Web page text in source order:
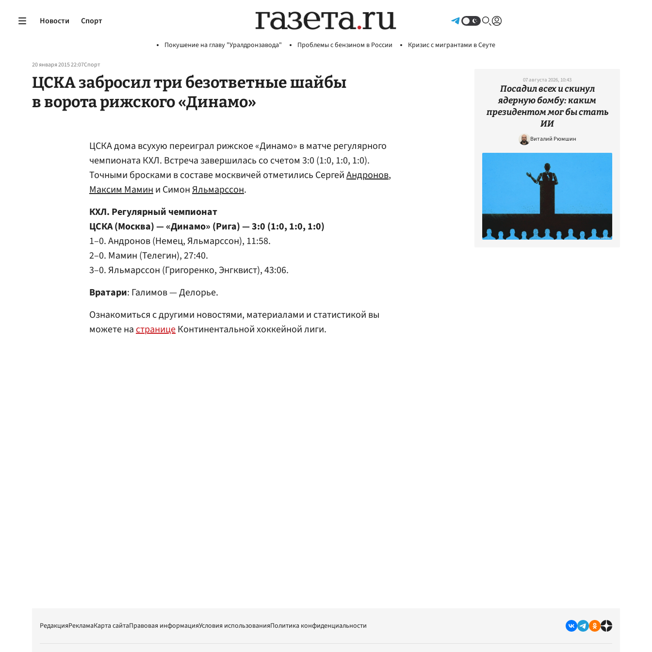
Новости Спорт
Покушение на главу "Уралдронзавода" Проблемы с бензином в России Кризис с мигрантами в Сеуте
20 января 2015 22:07Спорт
ЦСКА забросил три безответные шайбы
в ворота рижского «Динамо»
ЦСКА дома всухую переиграл рижское «Динамо» в матче регулярного
чемпионата КХЛ. Встреча завершилась со счетом 3:0 (1:0, 1:0, 1:0).
Точными бросками в составе москвичей отметились СергейАндронов,
Максим Мамини СимонЯльмарссон.
КХЛ. Регулярный чемпионат
ЦСКА (Москва) — «Динамо» (Рига) — 3:0 (1:0, 1:0, 1:0)
1–0. Андронов (Немец, Яльмарссон), 11:58.
2–0. Мамин (Телегин), 27:40.
3–0. Яльмарссон (Григоренко, Энгквист), 43:06.
Вратари: Галимов — Делорье.
Ознакомиться с другими новостями, материалами и статистикой вы
можете настраницеКонтинентальной хоккейной лиги.
07 августа 2026, 10:43
Посадил всех и скинул
ядерную бомбу: каким
президентом мог бы стать
ИИ
Виталий Рюмшин
РедакцияРекламаКарта сайтаПравовая информацияУсловия использованияПолитика конфиденциальности